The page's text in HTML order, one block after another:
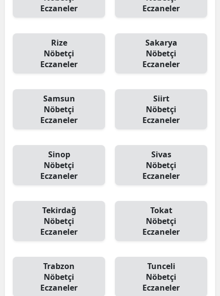
Eczaneler
Eczaneler
Rize
Nöbetçi
Eczaneler
Sakarya
Nöbetçi
Eczaneler
Samsun
Nöbetçi
Eczaneler
Siirt
Nöbetçi
Eczaneler
Sinop
Nöbetçi
Eczaneler
Sivas
Nöbetçi
Eczaneler
Tekirdağ
Nöbetçi
Eczaneler
Tokat
Nöbetçi
Eczaneler
Trabzon
Nöbetçi
Eczaneler
Tunceli
Nöbetçi
Eczaneler